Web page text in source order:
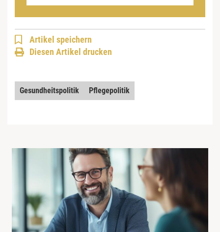
Artikel speichern
Diesen Artikel drucken
Gesundheitspolitik Pflegepolitik